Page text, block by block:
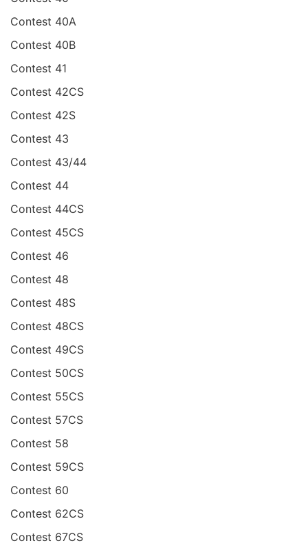
Contest 40A
Contest 40B
Contest 41
Contest 42CS
Contest 42S
Contest 43
Contest 43/44
Contest 44
Contest 44CS
Contest 45CS
Contest 46
Contest 48
Contest 48S
Contest 48CS
Contest 49CS
Contest 50CS
Contest 55CS
Contest 57CS
Contest 58
Contest 59CS
Contest 60
Contest 62CS
Contest 67CS